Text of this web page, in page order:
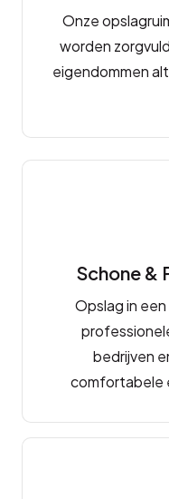
Onze
worden
eigendommen
Schone &
Opslag in
bedrijven
comfortabele